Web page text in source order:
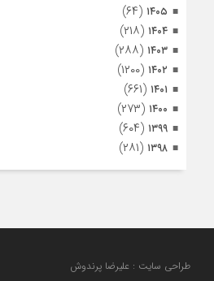
۱۴۰۵ (۶۴)
۱۴۰۴ (۲۱۸)
۱۴۰۳ (۲۸۸)
۱۴۰۲ (۱۲۰۰)
۱۴۰۱ (۶۶۱)
۱۴۰۰ (۲۷۳)
۱۳۹۹ (۶۰۴)
۱۳۹۸ (۲۸۱)
طراحی سایت : علیرضا پرندوش